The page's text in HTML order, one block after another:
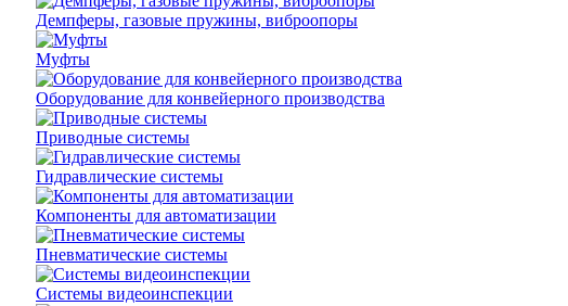
Демпферы, газовые пружины, виброопоры
Муфты
Оборудование для конвейерного производства
Приводные системы
Гидравлические системы
Компоненты для автоматизации
Пневматические системы
Системы видеоинспекции